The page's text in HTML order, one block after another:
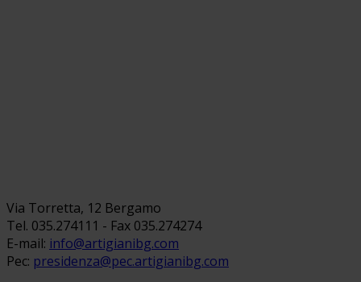
Via Torretta, 12 Bergamo
Tel. 035.274111 - Fax 035.274274
E-mail: info@artigianibg.com
Pec: presidenza@pec.artigianibg.com